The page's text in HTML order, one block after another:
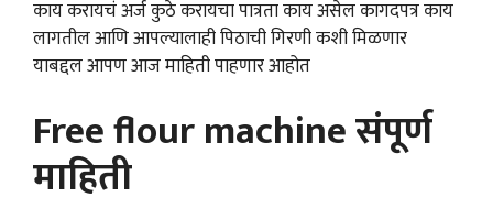
काय करायचं अर्ज कुठे करायचा पात्रता काय असेल कागदपत्र काय
लागतील आणि आपल्यालाही पिठाची गिरणी कशी मिळणार
याबद्दल आपण आज माहिती पाहणार आहोत
Free flour machine संपूर्ण
माहिती